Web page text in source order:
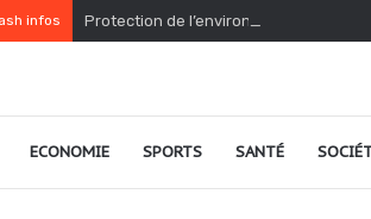
infos Protection de l’environnement : Le
ECONOMIE SPORTS SANTÉ